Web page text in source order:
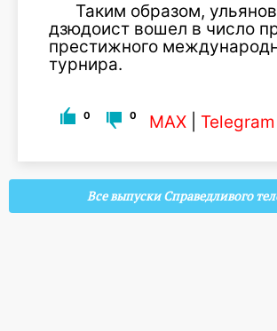
Таким образом,
дзюдоист вошел в число
престижного
турнира.
0 0 MAX Telegram
Все выпуски Справедливого